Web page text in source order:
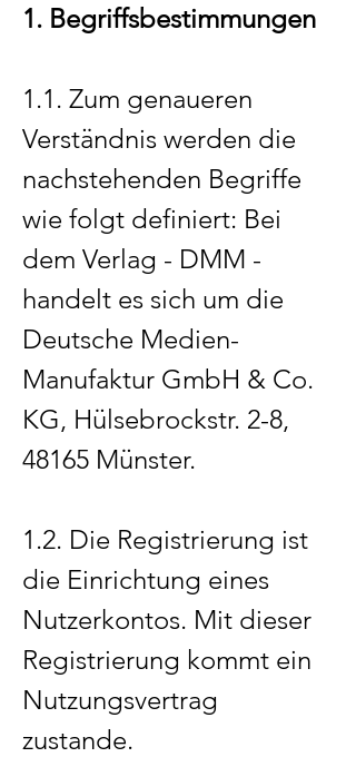
1. Begriffsbestimmungen
1.1. Zum genaueren
Verständnis werden die
nachstehenden Begriffe
wie folgt definiert: Bei
dem Verlag - DMM -
handelt es sich um die
Deutsche Medien-
Manufaktur GmbH & Co.
KG, Hülsebrockstr. 2-8,
48165 Münster.
1.2. Die Registrierung ist
die Einrichtung eines
Nutzerkontos. Mit dieser
Registrierung kommt ein
Nutzungsvertrag
zustande.